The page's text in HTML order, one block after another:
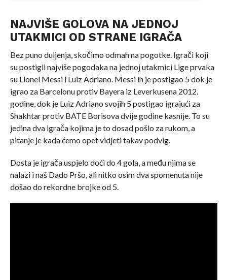
NAJVIŠE GOLOVA NA JEDNOJ
UTAKMICI OD STRANE IGRAČA
Bez puno duljenja, skočimo odmah na pogotke. Igrači koji
su postigli najviše pogodaka na jednoj utakmici Lige prvaka
su Lionel Messi i Luiz Adriano. Messi ih je postigao 5 dok je
igrao za Barcelonu protiv Bayera iz Leverkusena 2012.
godine, dok je Luiz Adriano svojih 5 postigao igrajući za
Shakhtar protiv BATE Borisova dvije godine kasnije. To su
jedina dva igrača kojima je to dosad pošlo za rukom, a
pitanje je kada ćemo opet vidjeti takav podvig.
Dosta je igrača uspjelo doći do 4 gola, a među njima se
nalazi i naš Dado Pršo, ali nitko osim dva spomenuta nije
došao do rekordne brojke od 5.